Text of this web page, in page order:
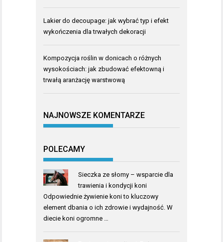
Lakier do decoupage: jak wybrać typ i efekt
wykończenia dla trwałych dekoracji
Kompozycja roślin w donicach o różnych
wysokościach: jak zbudować efektowną i
trwałą aranżację warstwową
NAJNOWSZE KOMENTARZE
POLECAMY
Sieczka ze słomy – wsparcie dla
trawienia i kondycji koni
Odpowiednie żywienie koni to kluczowy
element dbania o ich zdrowie i wydajność. W
diecie koni ogromne …